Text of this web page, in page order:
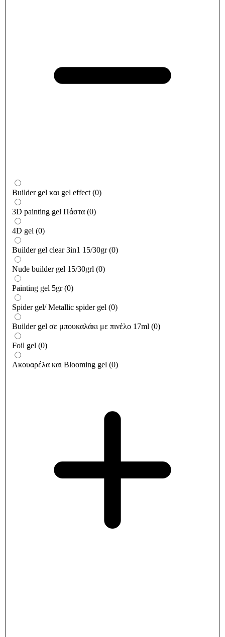
Builder gel και gel effect (0)
3D painting gel Πάστα (0)
4D gel (0)
Builder gel clear 3in1 15/30gr (0)
Nude builder gel 15/30grl (0)
Painting gel 5gr (0)
Spider gel/ Metallic spider gel (0)
Builder gel σε μπουκαλάκι με πινέλο 17ml (0)
Foil gel (0)
Ακουαρέλα και Blooming gel (0)